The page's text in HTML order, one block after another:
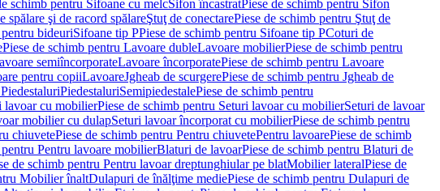
schimb pentru Sifoane cu melcSifon încastratPiese de schimb pentru Sifon
spălare şi de racord spălareŞtuţ de conectarePiese de schimb pentru Ştuţ de
bideuriSifoane tip PPiese de schimb pentru Sifoane tip PCoturi de
Piese de schimb pentru Lavoare dubleLavoare mobilierPiese de schimb pentru
semiîncorporateLavoare încorporatePiese de schimb pentru Lavoare
pentru copiiLavoareJgheab de scurgerePiese de schimb pentru Jgheab de
PiedestaluriSemipiedestalePiese de schimb pentru
lavoar cu mobilierPiese de schimb pentru Seturi lavoar cu mobilierSeturi de lavoar
mobilier cu dulapSeturi lavoar încorporat cu mobilierPiese de schimb pentru
chiuvetePiese de schimb pentru Pentru chiuvetePentru lavoarePiese de schimb
Pentru lavoare mobilierBlaturi de lavoarPiese de schimb pentru Blaturi de
de schimb pentru Pentru lavoar dreptunghiular pe blatMobilier lateralPiese de
Mobilier înaltDulapuri de înălţime mediePiese de schimb pentru Dulapuri de